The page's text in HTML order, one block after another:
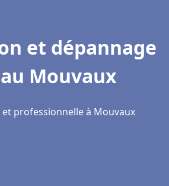
et dépannage
Mouvaux
professionnelle à Mouvaux